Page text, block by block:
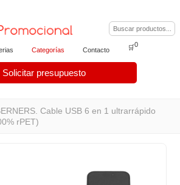
Categorías Contacto
Solicitar presupuesto
🛒0
Cable USB 6 en 1 ultrarrápido
rPET)